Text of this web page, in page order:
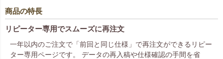
商品の特長
リピーター専用でスムーズに再注文
一年以内のご注文で「前回と同じ仕様」で再注文ができるリピー
ター専用ページです。 データの再入稿や仕様確認の手間を省